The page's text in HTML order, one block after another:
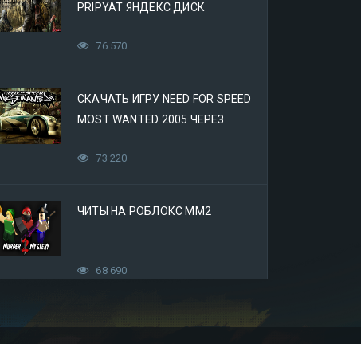
PRIPYAT ЯНДЕКС ДИСК
76 570
СКАЧАТЬ ИГРУ NEED FOR SPEED
MOST WANTED 2005 ЧЕРЕЗ
73 220
ЧИТЫ НА РОБЛОКС ММ2
68 690